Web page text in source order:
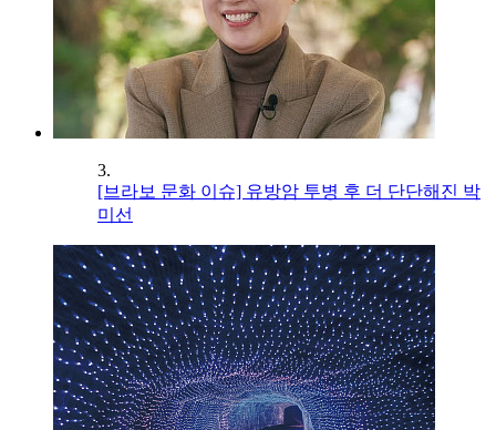
3.
[브라보 문화 이슈] 유방암 투병 후 더 단단해진 박
미선